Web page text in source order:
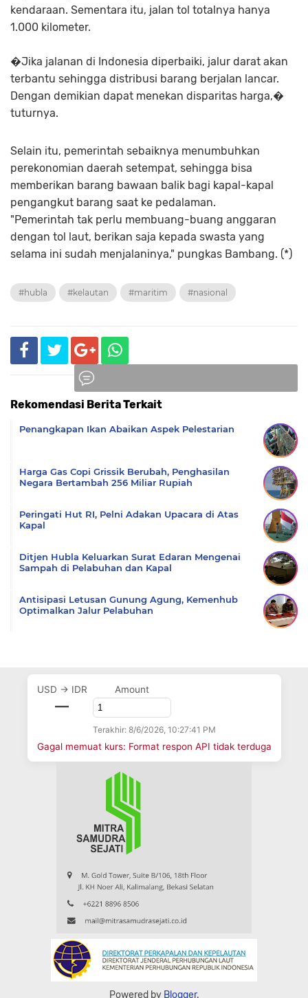
kendaraan. Sementara itu, jalan tol totalnya hanya
1.000 kilometer.
�Jika jalanan di Indonesia diperbaiki, jalur darat akan
terbantu sehingga distribusi barang berjalan lancar.
Dengan demikian dapat menekan disparitas harga,�
tuturnya.
Selain itu, pemerintah sebaiknya menumbuhkan
perekonomian daerah setempat, sehingga bisa
memberikan barang bawaan balik bagi kapal-kapal
pengangkut barang saat ke pedalaman.
"Pemerintah tak perlu membuang-buang anggaran
dengan tol laut, berikan saja kepada swasta yang
selama ini sudah menjalaninya," pungkas Bambang. (*)
#hubla #kelautan #maritim #nasional
Rekomendasi Berita Terkait
Penangkapan Ikan Abaikan Aspek Pelestarian
Harga Gas Copi Grissik Berubah, Penghasilan
Negara Bertambah 256 Miliar Rupiah
Peringati Hut RI, Pelni Adakan Upacara di Atas
Kapal
Ditjen Hubla Keluarkan Surat Edaran Mengenai
Sampah di Pelabuhan dan Kapal
Antisipasi Letusan Gunung Agung, Kemenhub
Optimalkan Jalur Pelabuhan
USD → IDR
—
Amount
Terakhir: 8/6/2026, 10:27:41 PM
Gagal memuat kurs: Format respon API tidak terduga
Powered by Blogger.